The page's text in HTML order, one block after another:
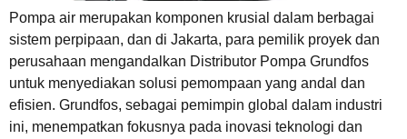
Pompa air merupakan komponen krusial dalam berbagai
sistem perpipaan, dan di Jakarta, para pemilik proyek dan
perusahaan mengandalkan Distributor Pompa Grundfos
untuk menyediakan solusi pemompaan yang andal dan
efisien. Grundfos, sebagai pemimpin global dalam industri
ini, menempatkan fokusnya pada inovasi teknologi dan